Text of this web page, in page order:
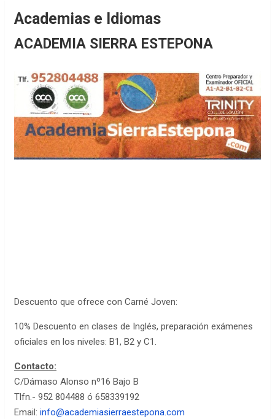
Academias e Idiomas
ACADEMIA SIERRA ESTEPONA
Descuento que ofrece con Carné Joven:
10% Descuento en clases de Inglés, preparación exámenes
oficiales en los niveles: B1, B2 y C1.
Contacto:
C/Dámaso Alonso nº16 Bajo B
Tlfn.- 952 804488 ó 658339192
Email: info@academiasierraestepona.com